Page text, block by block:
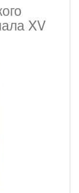
XV